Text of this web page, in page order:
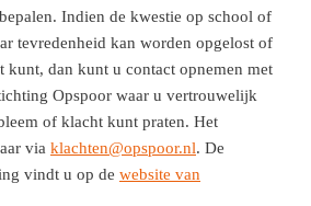
Indien de kwestie op school of
tevredenheid kan worden opgelost of
kunt, dan kunt u contact opnemen met
Opspoor waar u vertrouwelijk
of klacht kunt praten. Het
via klachten@opspoor.nl. De
vindt u op de website van